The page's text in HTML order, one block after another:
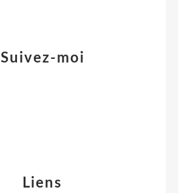
Suivez-moi
Liens